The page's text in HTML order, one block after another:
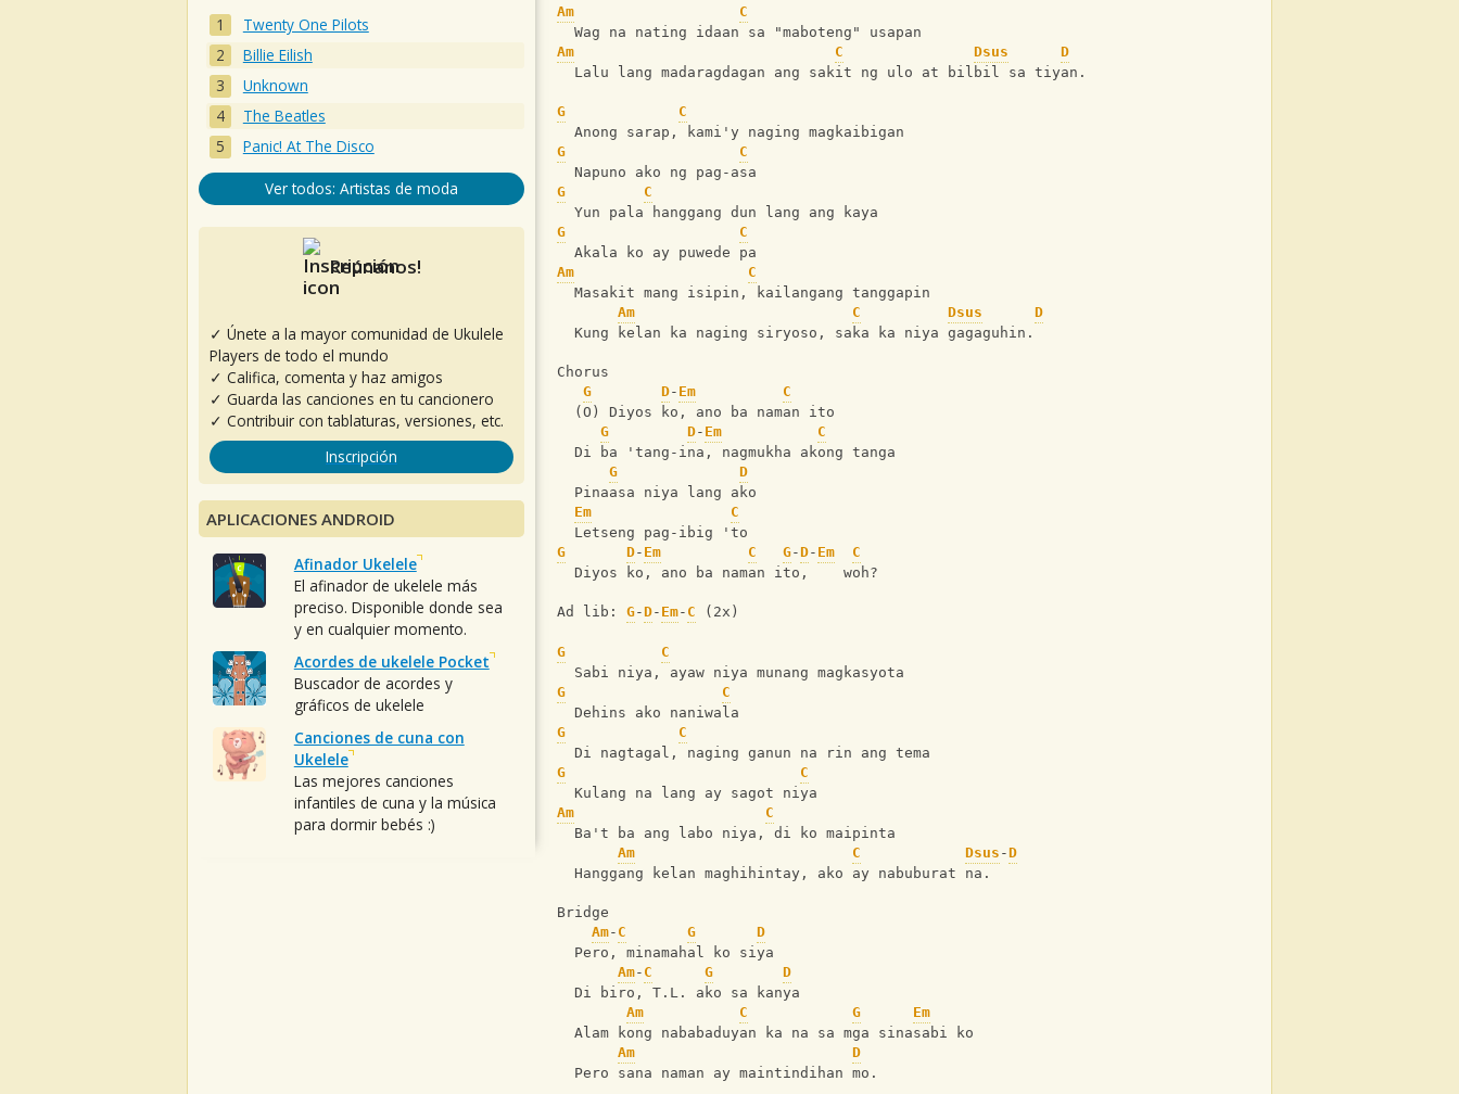
Am
C
  Wag na nating idaan sa "maboteng" usapan
Am
C Dsus
D
  Lalu lang madaragdagan ang sakit ng ulo at bilbil sa tiyan.
G
C
  Anong sarap, kami'y naging magkaibigan
G
C
  Napuno ako ng pag-asa
G
C
  Yun pala hanggang dun lang ang kaya
G
C
  Akala ko ay puwede pa
Am
C
  Masakit mang isipin, kailangang tanggapin
Am
C Dsus
D
  Kung kelan ka naging siryoso, saka ka niya gagaguhin.
Chorus
G
D- Em
C
  (O) Diyos ko, ano ba naman ito
G
D- Em
C
  Di ba 'tang-ina, nagmukha akong tanga
G
D
  Pinaasa niya lang ako
Em
C
  Letseng pag-ibig 'to
G
D- Em C G-D- Em
C
  Diyos ko, ano ba naman ito,    woh?
Ad lib: G-D- Em- C (2x)
G
C
  Sabi niya, ayaw niya munang magkasyota
G
C
  Dehins ako naniwala
G
C
  Di nagtagal, naging ganun na rin ang tema
G
C
  Kulang na lang ay sagot niya
Am
C
  Ba't ba ang labo niya, di ko maipinta
Am
C Dsus -D
  Hanggang kelan maghihintay, ako ay nabuburat na.
Bridge
Am- C G
D
  Pero, minamahal ko siya
Am- C G
D
  Di biro, T.L. ako sa kanya
Am
C G
Em
  Alam kong nababaduyan ka na sa mga sinasabi ko
Am
D
  Pero sana naman ay maintindihan mo.
Twenty One Pilots
Billie Eilish
Unknown
The Beatles
Panic! At The Disco
Ver todos: Artistas de moda
Reúnanos!
✓ Únete a la mayor comunidad de Ukulele
Players de todo el mundo
✓ Califica, comenta y haz amigos
✓ Guarda las canciones en tu cancionero
✓ Contribuir con tablaturas, versiones, etc.
Inscripción
APLICACIONES ANDROID
Afinador Ukelele
El afinador de ukelele más
preciso. Disponible donde sea
y en cualquier momento.
Acordes de ukelele Pocket
Buscador de acordes y
gráficos de ukelele
Canciones de cuna con
Ukelele
Las mejores canciones
infantiles de cuna y la música
para dormir bebés :)